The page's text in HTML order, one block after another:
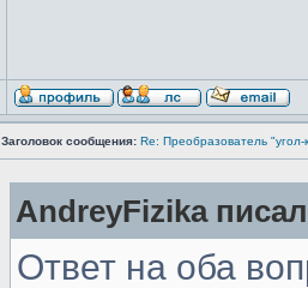
Заголовок сообщения: Re: Преобразователь
AndreyFizika
Ответ на оба